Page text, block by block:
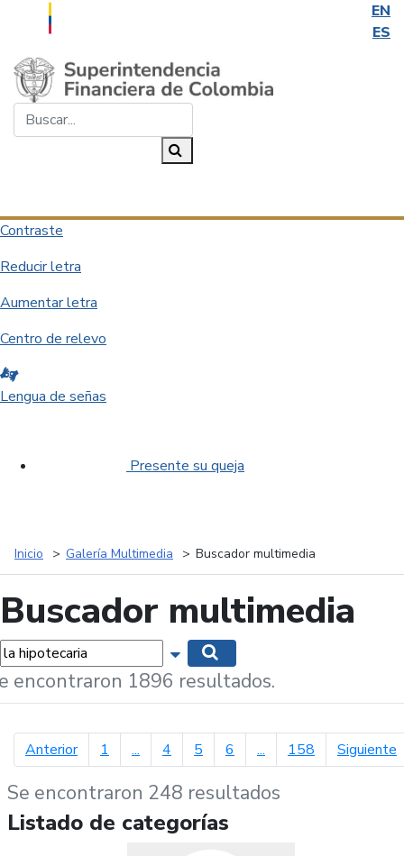
EN
ES
Saltar al contenido principal
Contraste
Reducir letra
Aumentar letra
Centro de relevo
Lengua de señas
Presente su queja
Inicio Galería Multimedia Buscador multimedia
Buscador multimedia
Mostrar opciones de búsqueda
encontraron 1896 resultados.
Anteriorpágina anterior
1 ... 4 5 6 ... 158 Siguiente
Se encontraron 248 resultados
Listado de categorías